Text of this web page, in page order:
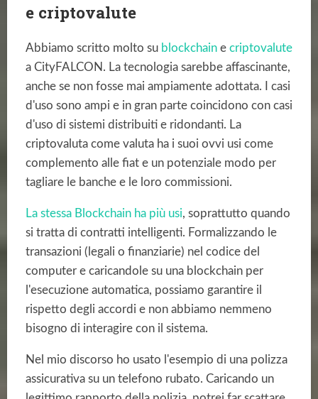
e criptovalute
Abbiamo scritto molto su blockchaine criptovalute
a CityFALCON. La tecnologia sarebbe affascinante,
anche se non fosse mai ampiamente adottata. I casi
d'uso sono ampi e in gran parte coincidono con casi
d'uso di sistemi distribuiti e ridondanti. La
criptovaluta come valuta ha i suoi ovvi usi come
complemento alle fiat e un potenziale modo per
tagliare le banche e le loro commissioni.
La stessa Blockchain ha più usi, soprattutto quando
si tratta di contratti intelligenti. Formalizzando le
transazioni (legali o finanziarie) nel codice del
computer e caricandole su una blockchain per
l'esecuzione automatica, possiamo garantire il
rispetto degli accordi e non abbiamo nemmeno
bisogno di interagire con il sistema.
Nel mio discorso ho usato l'esempio di una polizza
assicurativa su un telefono rubato. Caricando un